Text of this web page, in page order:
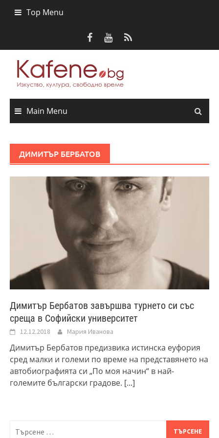
Top Menu
Main Menu
ДИМИТЪР БЕРБАТОВ
Димитър Бербатов завършва турнето си със
среща в Софийски университет
12.12.2018 Мария Иванова
Димитър Бербатов предизвика истинска еуфория
сред малки и големи по време на представянето на
автобиографията си „По моя начин“ в най-
големите български градове. [...]